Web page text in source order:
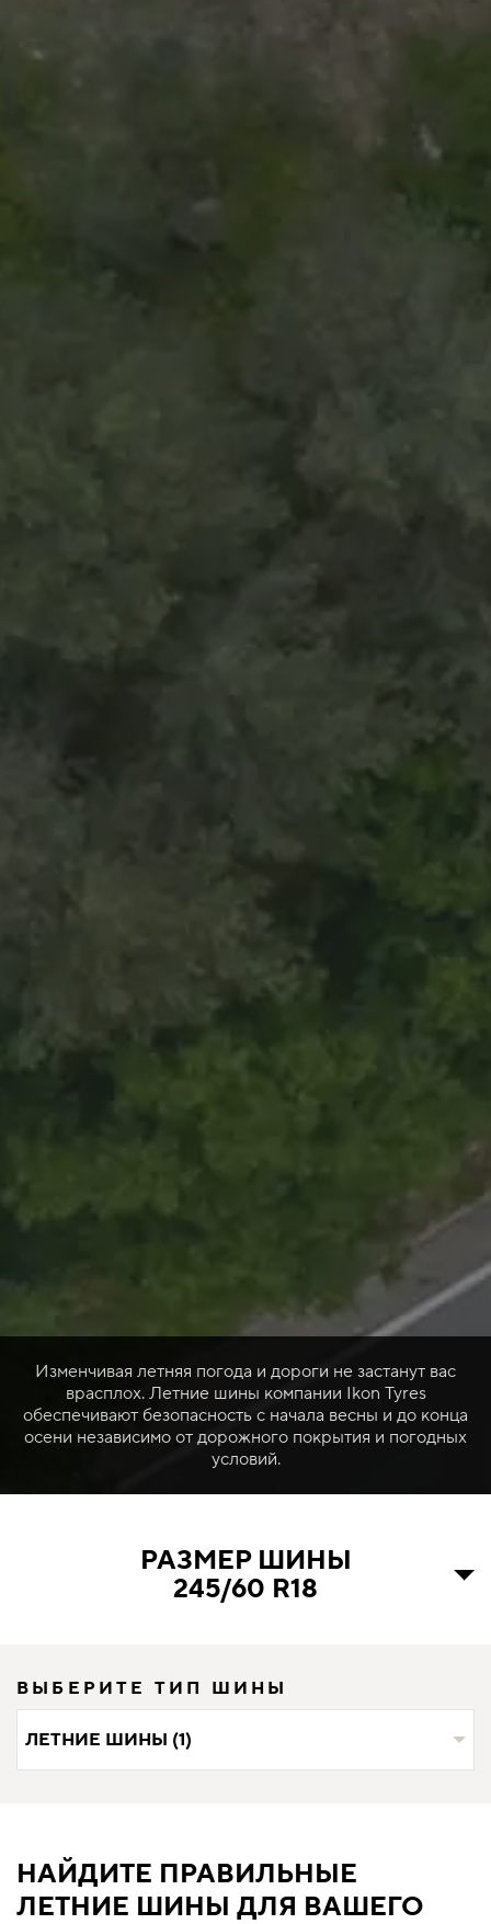
Изменчивая летняя погода и дороги не застанут вас
врасплох. Летние шины компании Ikon Tyres
обеспечивают безопасность с начала весны и до конца
осени независимо от дорожного покрытия и погодных
условий.
РАЗМЕР ШИНЫ
245/60 R18
ВЫБЕРИТЕ ТИП ШИНЫ
ЛЕТНИЕ ШИНЫ (1)
НАЙДИТЕ ПРАВИЛЬНЫЕ
ЛЕТНИЕ ШИНЫ ДЛЯ ВАШЕГО